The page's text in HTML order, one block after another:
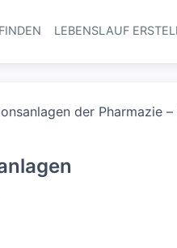
LEBENSLAUF
der Pharmazie